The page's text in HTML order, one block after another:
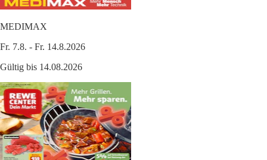
MEDIMAX
Fr. 7.8. - Fr. 14.8.2026
Gültig bis 14.08.2026